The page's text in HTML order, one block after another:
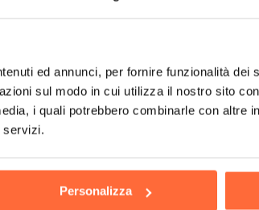
ed annunci, per fornire funzionalità dei
sul modo in cui utilizza il nostro sito
i quali potrebbero combinarle con altre
servizi.
Personalizza
the